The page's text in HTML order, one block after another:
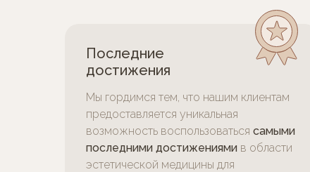
Последние
достижения
Мы гордимся тем, что нашим клиентам
предоставляется уникальная
возможность воспользоваться самыми
последними достижениями в области
эстетической медицины для